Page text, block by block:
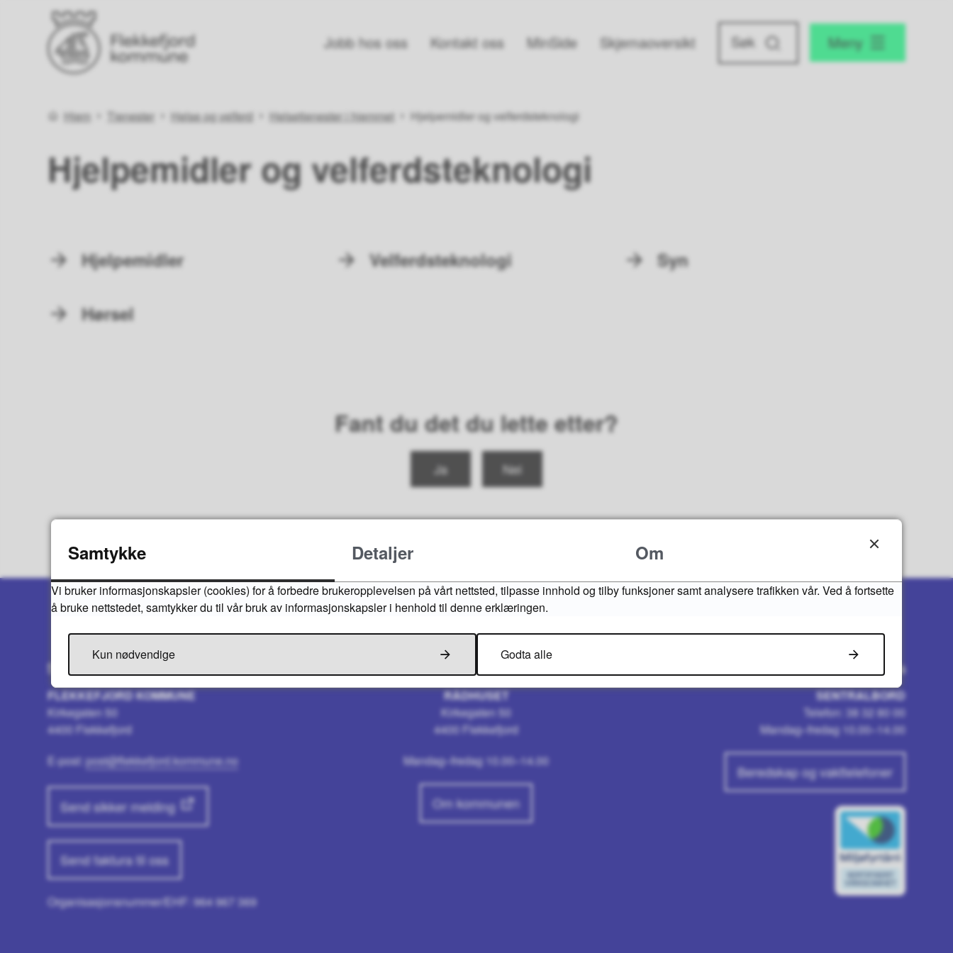
Jobb hos oss Kontakt oss MinSide Skjemaoversikt Meny
Du er her:
Hjem Tjenester Helse og velferd Helsetjenester i hjemmet Hjelpemidler og velferdsteknologi
Hjelpemidler og velferdsteknologi
Hjelpemidler Velferdsteknologi Syn
Hørsel
Fant du det du lette etter?
Ja Nei
Skriv til oss
FLEKKEFJORD KOMMUNE
Kirkegaten 50
4400 Flekkefjord
E-post:post@flekkefjord.kommune.no
Send sikker melding
Send faktura til oss
Organisasjonsnummer/EHF: 964 967 369
Besøk oss
RÅDHUSET
Kirkegaten 50
4400 Flekkefjord
Mandag–fredag 10.00–14.00
Om kommunen
Snakk med oss
SENTRALBORD
Telefon: 38 32 80 00
Mandag–fredag 10.00–14.00
Beredskap og vakttelefoner
Samtykke Detaljer Om
Vi bruker informasjonskapsler (cookies) for å forbedre brukeropplevelsen på vårt nettsted, tilpasse innhold og tilby funksjoner samt analysere trafikken vår. Ved å fortsette
å bruke nettstedet, samtykker du til vår bruk av informasjonskapsler i henhold til denne erklæringen.
Kun nødvendige Godta alle